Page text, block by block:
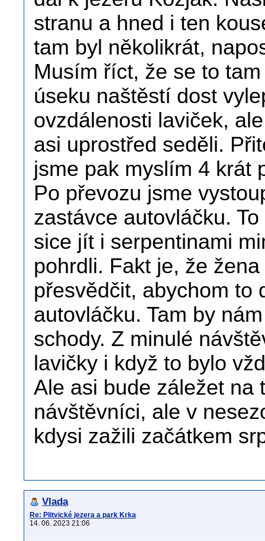
stranu a hned i ten
tam byl několikrát,
Musím říct, že se to
úseku naštěstí dost
ovzdálenosti laviček,
asi uprostřed seděli.
jsme pak myslím 4 krát
Po převozu jsme
zastávce autovláčku.
sice jít i serpentinami
pohrdli. Fakt je, že
přesvědčit, abychom to
autovláčku. Tam by
schody. Z minulé
lavičky i když to bylo
Ale asi bude záležet na
návštěvníci, ale v
kdysi zažili začátkem
Vlada
Re: Plitvické jezera a park Krka
14. 06. 2023 21:06